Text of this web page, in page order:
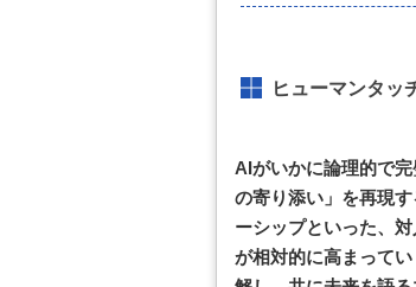
ヒューマンタッ
AIがいかに論理的で
の寄り添い」を再現
ーシップといった、
が相対的に高まって